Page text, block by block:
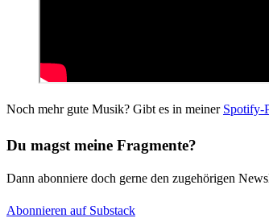
Noch mehr gute Musik? Gibt es in meiner Spotify-
Du magst meine Fragmente?
Dann abonniere doch gerne den zugehörigen
Abonnieren auf Substack